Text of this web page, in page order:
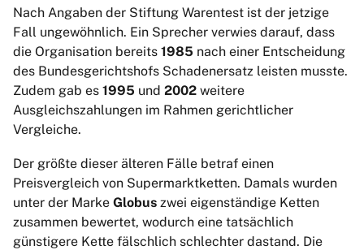
Nach Angaben der Stiftung Warentest ist der jetzige
Fall ungewöhnlich. Ein Sprecher verwies darauf, dass
die Organisation bereits 1985 nach einer Entscheidung
des Bundesgerichtshofs Schadenersatz leisten musste.
Zudem gab es 1995 und 2002 weitere
Ausgleichszahlungen im Rahmen gerichtlicher
Vergleiche.
Der größte dieser älteren Fälle betraf einen
Preisvergleich von Supermarktketten. Damals wurden
unter der Marke Globus zwei eigenständige Ketten
zusammen bewertet, wodurch eine tatsächlich
günstigere Kette fälschlich schlechter dastand. Die